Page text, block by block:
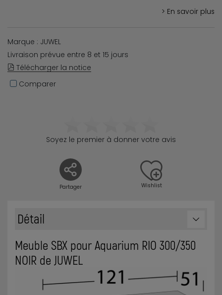
> En savoir plus
Marque : JUWEL
Livraison prévue entre 8 et 15 jours
Télécharger la notice
Comparer
Partager
Soyez le premier à donner votre avis
Wishlist
Détail
Meuble SBX pour Aquarium RIO 300/350
NOIR de JUWEL